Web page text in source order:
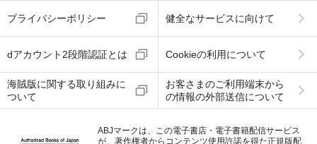
プライバシーポリシー 健全なサービスに向けて
dアカウント2段階認証とは Cookieの利用について
海賊版に関する取り組みに
ついて
お客さまのご利用端末から
の情報の外部送信について
ABJマークは、この電子書店・電子書籍配信サービス
が、著作権者からコンテンツ使用許諾を得た正規版配